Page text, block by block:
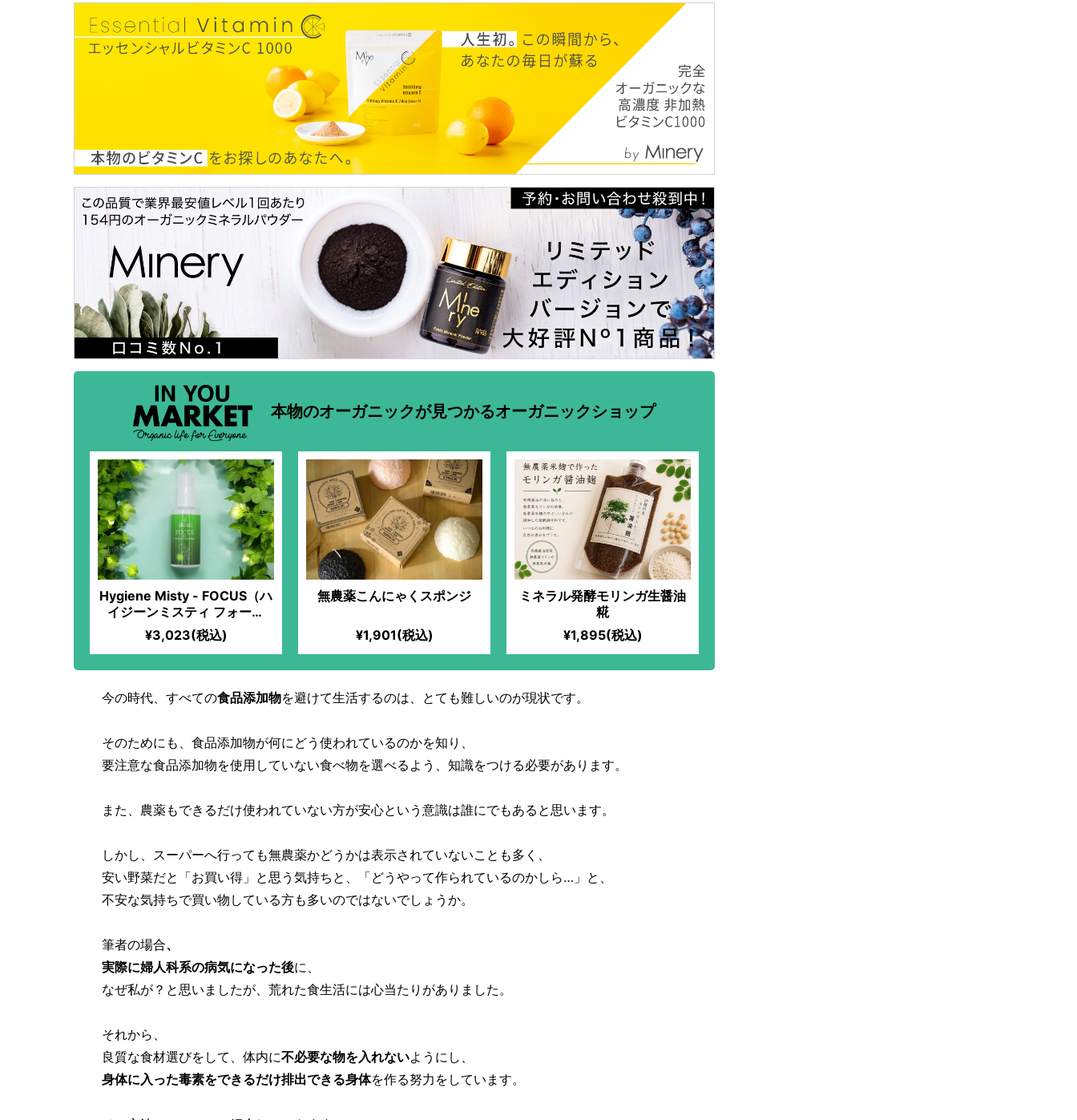
本物のオーガニックが見つかるオーガニックショップ
Hygiene Misty - FOCUS（ハ
イジーンミスティ フォーカ
ス）
¥3,023(税込)
無農薬こんにゃくスポンジ
¥1,901(税込)
ミネラル発酵モリンガ生醤油
糀
¥1,895(税込)
今の時代、すべての食品添加物を避けて生活するのは、とても難しいのが現状です。
そのためにも、食品添加物が何にどう使われているのかを知り、
要注意な食品添加物を使用していない食べ物を選べるよう、知識をつける必要があります。
また、農薬もできるだけ使われていない方が安心という意識は誰にでもあると思います。
しかし、スーパーへ行っても無農薬かどうかは表示されていないことも多く、
安い野菜だと「お買い得」と思う気持ちと、「どうやって作られているのかしら…」と、
不安な気持ちで買い物している方も多いのではないでしょうか。
筆者の場合、
実際に婦人科系の病気になった後に、
なぜ私が？と思いましたが、荒れた食生活には心当たりがありました。
それから、
良質な食材選びをして、体内に不必要な物を入れないようにし、
身体に入った毒素をできるだけ排出できる身体を作る努力をしています。